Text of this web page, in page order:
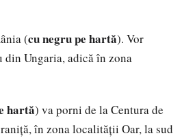
(cu negru pe hartă). Vor
din Ungaria, adică în zona
hartă) va porni de la Centura de
în zona localității Oar, la sud